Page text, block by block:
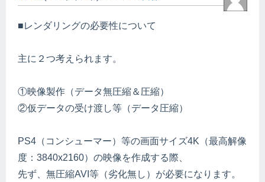
■レンダリングの必要性について
主に２つ考えられます。
①映像製作（データ無圧縮＆圧縮）
②仮データの受け渡し等（データ圧縮）
PS4（コンシューマー）等の画面サイズ4K（最高解像
度：3840x2160）の映像を作成する際、
先ず、無圧縮AVI等（劣化無し）が必要になります。